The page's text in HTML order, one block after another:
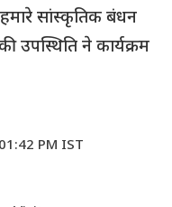
सांस्कृतिक बंधन
उपस्थिति ने कार्यक्रम
PM IST